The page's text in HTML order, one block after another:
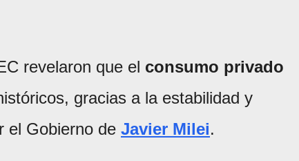
revelaron que el consumo privado
gracias a la estabilidad y
el Gobierno de Javier Milei.